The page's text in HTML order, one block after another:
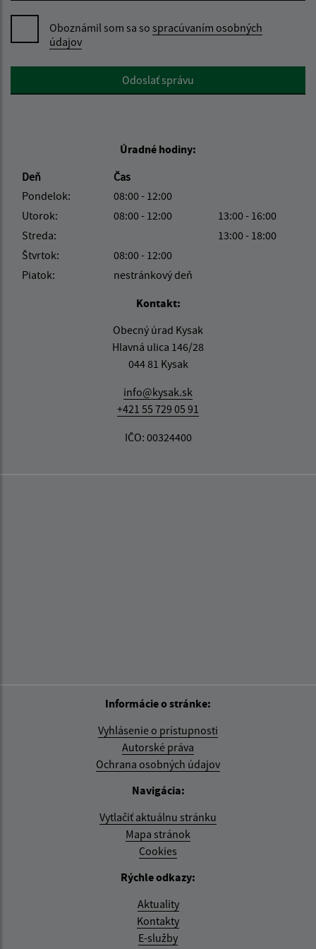
Oboznámil som sa so spracúvaním osobných
údajov
Google reCaptcha ResponseOdoslať správu
Úradné hodiny:
Deň
Čas
Pondelok:
08:00 - 12:00
Utorok:
08:00 - 12:00
13:00 - 16:00
Streda:
13:00 - 18:00
Štvrtok:
08:00 - 12:00
Piatok:
nestránkový deň
Kontakt:
Obecný úrad Kysak
Hlavná ulica 146/28
044 81 Kysak
info@kysak.sk
+421 55 729 05 91
IČO: 00324400
Informácie o stránke:
Vyhlásenie o prístupnosti
Autorské práva
Ochrana osobných údajov
Navigácia:
Vytlačiť aktuálnu stránku
Mapa stránok
Cookies
Rýchle odkazy:
Aktuality
Kontakty
E-služby